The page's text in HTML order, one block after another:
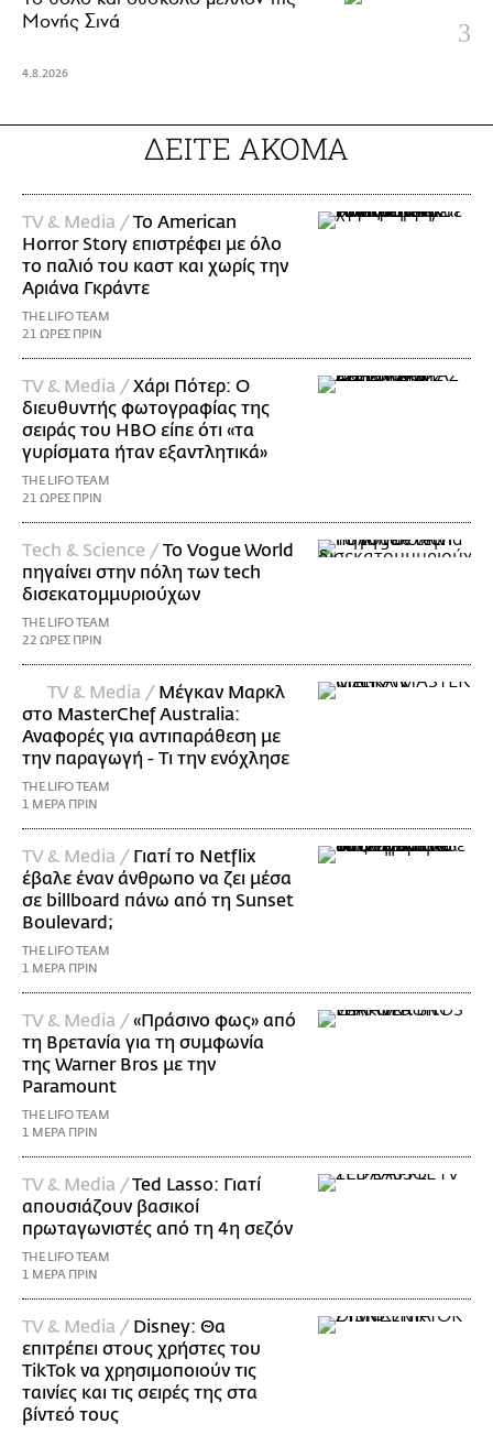
Μονής Σινά
4.8.2026
ΔΕΙΤΕ ΑΚΟΜΑ
TV & Media /Το American
Horror Story επιστρέφει με όλο
το παλιό του καστ και χωρίς την
Αριάνα Γκράντε
THE LIFO TEAM
21 ΩΡΕΣ ΠΡΙΝ
TV & Media /Χάρι Πότερ: Ο
διευθυντής φωτογραφίας της
σειράς του HBO είπε ότι «τα
γυρίσματα ήταν εξαντλητικά»
THE LIFO TEAM
21 ΩΡΕΣ ΠΡΙΝ
Τech & Science /Το Vogue World
πηγαίνει στην πόλη των tech
δισεκατομμυριούχων
THE LIFO TEAM
22 ΩΡΕΣ ΠΡΙΝ
TV & Media / Μέγκαν Μαρκλ
στο MasterChef Australia:
Αναφορές για αντιπαράθεση με
την παραγωγή - Τι την ενόχλησε
THE LIFO TEAM
1 ΜΕΡΑ ΠΡΙΝ
TV & Media / Γιατί το Netflix
έβαλε έναν άνθρωπο να ζει μέσα
σε billboard πάνω από τη Sunset
Boulevard;
THE LIFO TEAM
1 ΜΕΡΑ ΠΡΙΝ
TV & Media /«Πράσινο φως» από
τη Βρετανία για τη συμφωνία
της Warner Bros με την
Paramount
THE LIFO TEAM
1 ΜΕΡΑ ΠΡΙΝ
TV & Media /Ted Lasso: Γιατί
απουσιάζουν βασικοί
πρωταγωνιστές από τη 4η σεζόν
THE LIFO TEAM
1 ΜΕΡΑ ΠΡΙΝ
TV & Media / Disney: Θα
επιτρέπει στους χρήστες του
TikTok να χρησιμοποιούν τις
ταινίες και τις σειρές της στα
βίντεό τους